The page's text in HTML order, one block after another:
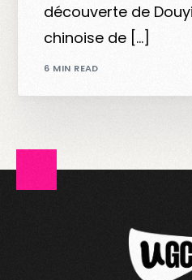
découverte de
chinoise de […]
6 MIN READ